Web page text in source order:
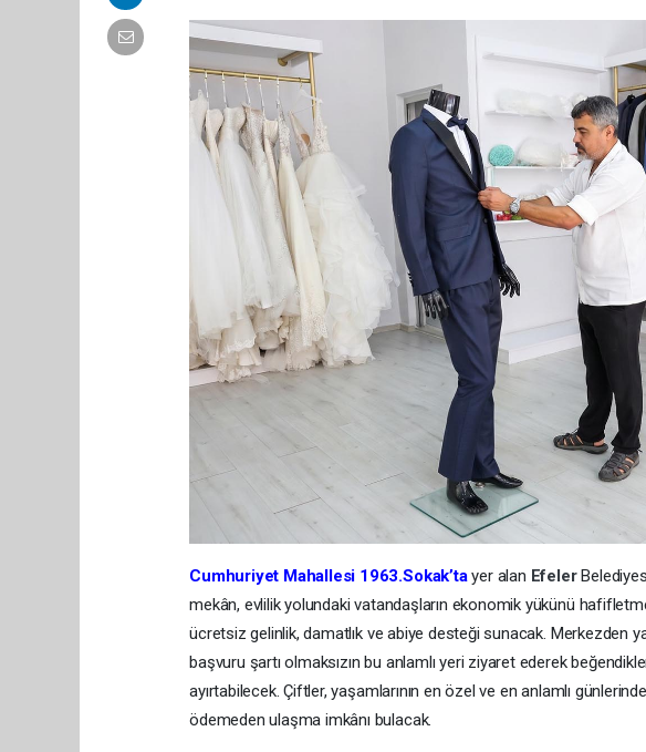
Cumhuriyet Mahallesi 1963.Sokak’tayer alan Efeler
mekân, evlilik yolundaki vatandaşların ekonomik yükünü
ücretsiz gelinlik, damatlık ve abiye desteği sunacak. Merkezden
başvuru şartı olmaksızın bu anlamlı yeri ziyaret ederek
ayırtabilecek. Çiftler, yaşamlarının en özel ve en anlamlı
ödemeden ulaşma imkânı bulacak.